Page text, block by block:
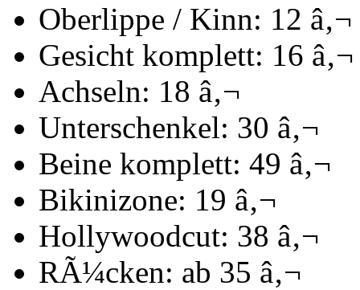
Oberlippe / Kinn: 12 â‚¬
Gesicht komplett: 16 â‚¬
Achseln: 18 â‚¬
Unterschenkel: 30 â‚¬
Beine komplett: 49 â‚¬
Bikinizone: 19 â‚¬
Hollywoodcut: 38 â‚¬
RÃ¼cken: ab 35 â‚¬